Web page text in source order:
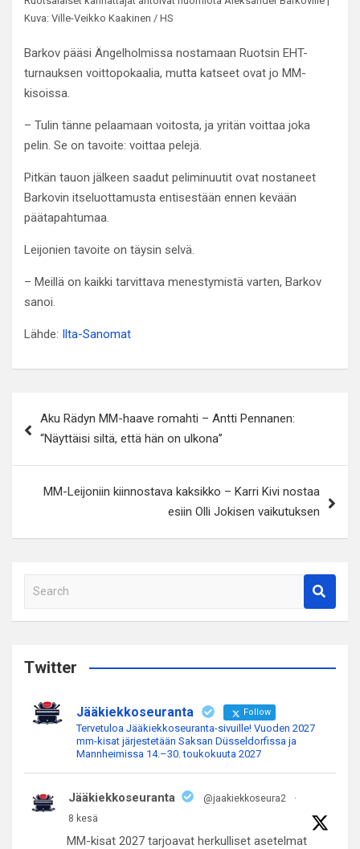
Kuva: Ville-Veikko Kaakinen / HS
Barkov pääsi Ängelholmissa nostamaan Ruotsin EHT-
turnauksen voittopokaalia, mutta katseet ovat jo MM-
kisoissa.
– Tulin tänne pelaamaan voitosta, ja yritän voittaa joka
pelin. Se on tavoite: voittaa pelejä.
Pitkän tauon jälkeen saadut peliminuutit ovat nostaneet
Barkovin itseluottamusta entisestään ennen kevään
päätapahtumaa.
Leijonien tavoite on täysin selvä.
– Meillä on kaikki tarvittava menestymistä varten, Barkov
sanoi.
Lähde: Ilta-Sanomat
selaus
Aku Rädyn MM-haave romahti – Antti Pennanen:
“Näyttäisi siltä, että hän on ulkona”
MM-Leijoniin kiinnostava kaksikko – Karri Kivi nostaa
esiin Olli Jokisen vaikutuksen
a
c
Twitter
Jääkiekkoseuranta Follow
Tervetuloa Jääkiekkoseuranta-sivuille! Vuoden 2027
mm-kisat järjestetään Saksan Düsseldorfissa ja
Mannheimissa 14.–30. toukokuuta 2027
Jääkiekkoseuranta @jaakiekkoseura2
·
8 kesä
MM-kisat 2027 tarjoavat herkulliset asetelmat